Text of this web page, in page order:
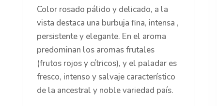
Color rosado pálido y delicado, a la
vista destaca una burbuja fina, intensa ,
persistente y elegante. En el aroma
predominan los aromas frutales
(frutos rojos y cítricos), y el paladar es
fresco, intenso y salvaje característico
de la ancestral y noble variedad país.